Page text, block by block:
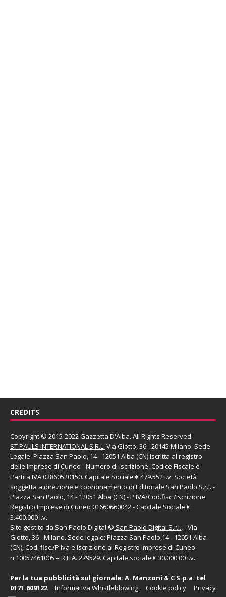
CREDITS
Copyright © 2015-2022 Gazzetta D'Alba. All Rights Reserved.
ST PAULS INTERNATIONAL S.R.L. Via Giotto, 36 - 20145 Milano. Sede
Legale: Piazza San Paolo, 14 - 12051 Alba (CN) Iscritta al registro
delle Imprese di Cuneo - Numero di iscrizione, Codice Fiscale e
Partita IVA 02860520150. Capitale Sociale € 479.552 i.v. Società
soggetta a direzione e coordinamento di Editoriale San Paolo S.r.l. -
Piazza San Paolo, 14 - 12051 Alba (CN) - P.IVA/Cod.fisc./Iscrizione
Registro Imprese di Cuneo 01660660042 - Capitale Sociale €
3.400.000 i.v.
Sito gestito da San Paolo Digital © San Paolo Digital S.r.l., - Via
Giotto, 36 - Milano. Sede legale: Piazza San Paolo,14 - 12051 Alba
(CN), Cod. fisc./P.Iva e iscrizione al Registro Imprese di Cuneo
n.10057461005 – R.E.A. 279529. Capitale sociale € 30.000,00 i.v.
Per la tua pubblicità sul giornale: A. Manzoni & C S.p.a. tel
0171.609122
Privacy
Cookie policy
Informativa Whistleblowing